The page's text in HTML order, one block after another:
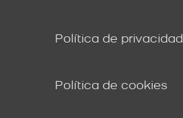
Política de privacidad
Política de cookies